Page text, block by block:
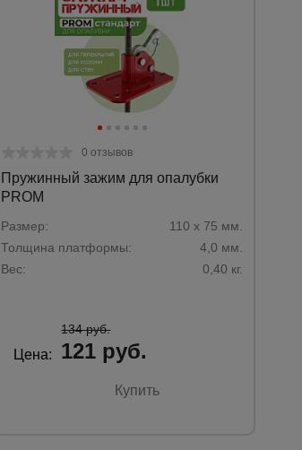
0 отзывов
Пружинный зажим для опалубки
PROM
Размер:
110 х 75 мм.
Толщина платформы:
4,0 мм.
Вес:
0,40 кг.
Цена:
134 руб.
121 руб.
Купить